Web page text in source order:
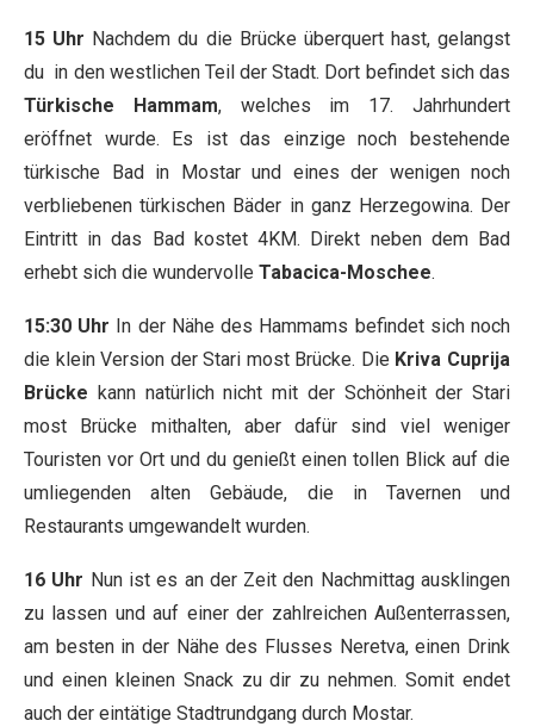
15 Uhr Nachdem du die Brücke überquert hast, gelangst
du in den westlichen Teil der Stadt. Dort befindet sich das
Türkische Hammam, welches im 17. Jahrhundert
eröffnet wurde. Es ist das einzige noch bestehende
türkische Bad in Mostar und eines der wenigen noch
verbliebenen türkischen Bäder in ganz Herzegowina. Der
Eintritt in das Bad kostet 4KM. Direkt neben dem Bad
erhebt sich die wundervolle Tabacica-Moschee.
15:30 Uhr In der Nähe des Hammams befindet sich noch
die klein Version der Stari most Brücke. Die Kriva Cuprija
Brücke kann natürlich nicht mit der Schönheit der Stari
most Brücke mithalten, aber dafür sind viel weniger
Touristen vor Ort und du genießt einen tollen Blick auf die
umliegenden alten Gebäude, die in Tavernen und
Restaurants umgewandelt wurden.
16 Uhr Nun ist es an der Zeit den Nachmittag ausklingen
zu lassen und auf einer der zahlreichen Außenterrassen,
am besten in der Nähe des Flusses Neretva, einen Drink
und einen kleinen Snack zu dir zu nehmen. Somit endet
auch der eintätige Stadtrundgang durch Mostar.